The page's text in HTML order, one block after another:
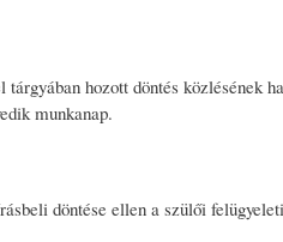
tárgyában hozott döntés közlésének
munkanap.
döntése ellen a szülői